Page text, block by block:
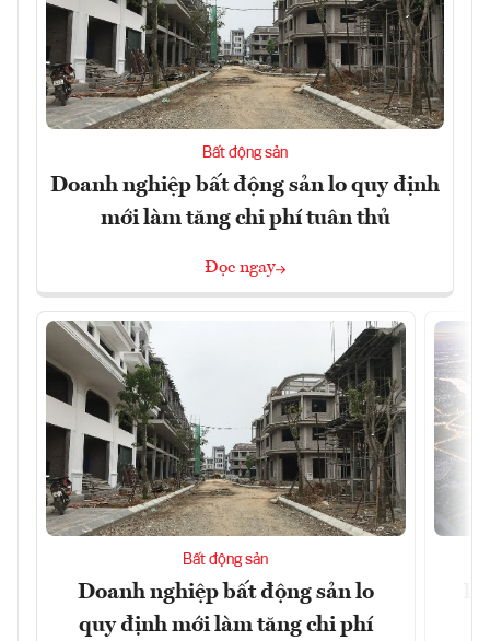
Bất động sản
Doanh nghiệp bất động sản lo quy định
mới làm tăng chi phí tuân thủ
Đọc ngay
Bất động sản
Doanh nghiệp bất động sản lo
quy định mới làm tăng chi phí